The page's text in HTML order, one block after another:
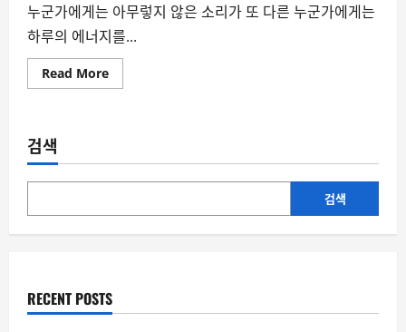
누군가에게는 아무렇지 않은 소리가 또 다른 누군가에게는
하루의 에너지를...
Read MoreRead
more
민
사
들:
각
계
검색
검색
RECENT POSTS